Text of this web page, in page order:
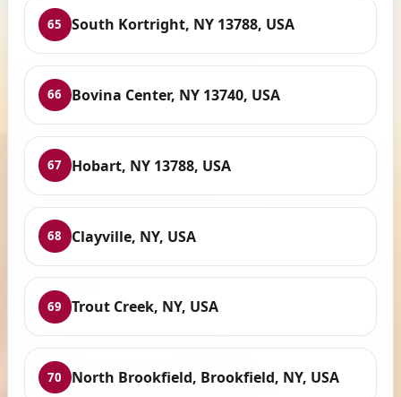
65 South Kortright, NY 13788, USA
66 Bovina Center, NY 13740, USA
67 Hobart, NY 13788, USA
68 Clayville, NY, USA
69 Trout Creek, NY, USA
70 North Brookfield, Brookfield, NY, USA